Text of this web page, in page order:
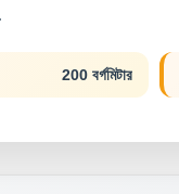
200 বর্গমিটার